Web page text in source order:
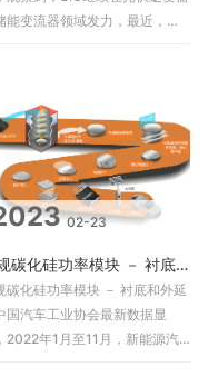
能变流器领域发力，最近，阿
02-23
车规碳化硅功率模块 － 衬底和外延篇
碳化硅功率模块 － 衬底和外延
国汽车工业协会最新数据显
2022年1月至11月，新能源汽